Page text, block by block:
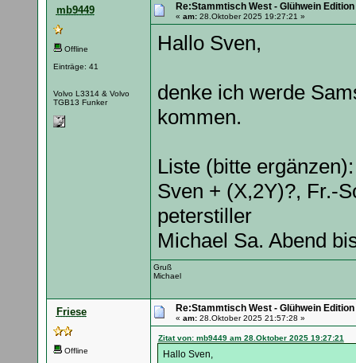
mb9449
Offline
Einträge: 41
Volvo L3314 & Volvo
TGB13 Funker
Re:Stammtisch West - Glühwein
« am:28.Oktober 2025 19:27:21 »
Hallo Sven,
denke ich werde
kommen.
Liste (bitte ergänzen):
Sven + (X,2Y)?, Fr.-
peterstiller
Michael Sa. Abend
Gruß
Michael
Friese
Offline
Re:Stammtisch West - Glühwein
« am:28.Oktober 2025 21:57:28 »
Zitat von: mb9449 am 28.Oktober 2025 19:27:21
Hallo Sven,